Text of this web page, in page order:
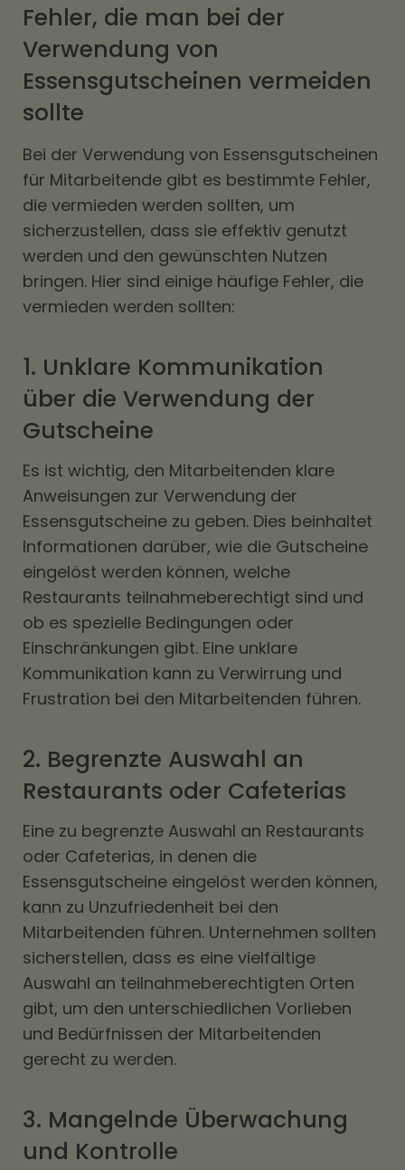
Fehler, die man bei der
Verwendung von
Essensgutscheinen vermeiden
sollte
Bei der Verwendung von Essensgutscheinen
für Mitarbeitende gibt es bestimmte Fehler,
die vermieden werden sollten, um
sicherzustellen, dass sie effektiv genutzt
werden und den gewünschten Nutzen
bringen. Hier sind einige häufige Fehler, die
vermieden werden sollten:
1. Unklare Kommunikation
über die Verwendung der
Gutscheine
Es ist wichtig, den Mitarbeitenden klare
Anweisungen zur Verwendung der
Essensgutscheine zu geben. Dies beinhaltet
Informationen darüber, wie die Gutscheine
eingelöst werden können, welche
Restaurants teilnahmeberechtigt sind und
ob es spezielle Bedingungen oder
Einschränkungen gibt. Eine unklare
Kommunikation kann zu Verwirrung und
Frustration bei den Mitarbeitenden führen.
2. Begrenzte Auswahl an
Restaurants oder Cafeterias
Eine zu begrenzte Auswahl an Restaurants
oder Cafeterias, in denen die
Essensgutscheine eingelöst werden können,
kann zu Unzufriedenheit bei den
Mitarbeitenden führen. Unternehmen sollten
sicherstellen, dass es eine vielfältige
Auswahl an teilnahmeberechtigten Orten
gibt, um den unterschiedlichen Vorlieben
und Bedürfnissen der Mitarbeitenden
gerecht zu werden.
3. Mangelnde Überwachung
und Kontrolle